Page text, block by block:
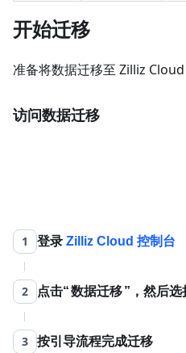
开始迁移
准备将数据迁移至 Zilliz Cloud
访问数据迁移
1 登录 Zilliz Cloud 控制台
2 点击 数据迁移 ，然后
3 按引导流程完成迁移